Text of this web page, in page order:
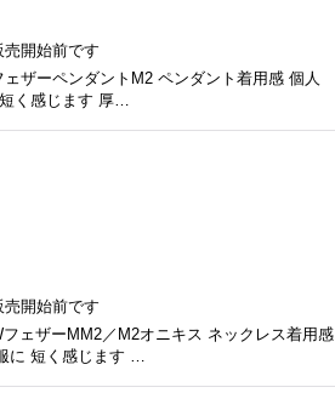
開始前です
ザーペンダントM2 ペンダント着用感 個人
く感じます 厚…
開始前です
ェザーMM2／M2オニキス ネックレス着用感
に 短く感じます …